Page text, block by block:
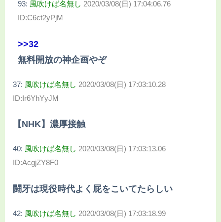
93: 風吹けば名無し 2020/03/08(日) 17:04:06.76
ID:C6ct2yPjM
>>32
無料開放の神企画やぞ
37: 風吹けば名無し 2020/03/08(日) 17:03:10.28
ID:Ir6YhYyJM
【NHK】濃厚接触
40: 風吹けば名無し 2020/03/08(日) 17:03:13.06
ID:AcgjZY8F0
闘牙は現役時代よく屁をこいてたらしい
42: 風吹けば名無し 2020/03/08(日) 17:03:18.99